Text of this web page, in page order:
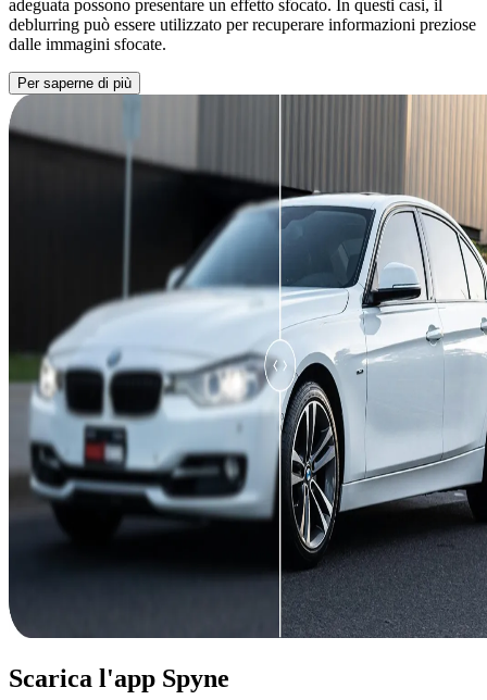
adeguata possono presentare un effetto sfocato. In questi casi, il
deblurring può essere utilizzato per recuperare informazioni preziose
dalle immagini sfocate.
Per saperne di più
Scarica l'app Spyne